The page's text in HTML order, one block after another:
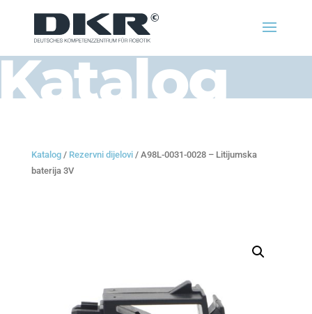
Katalog/ Rezervni dijelovi/ A98L-0031-0028 – Litijumska
baterija 3V